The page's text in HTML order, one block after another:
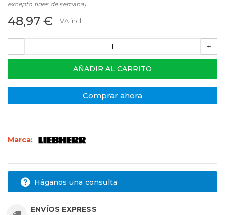
excepto fines de semana)
48,97 € IVA incl.
- +
AÑADIR AL CARRITO
Comprar ahora
Marca:
Háganos una consulta
ENVÍOS EXPRESS